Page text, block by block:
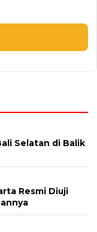
Selatan di Balik
Resmi Diuji